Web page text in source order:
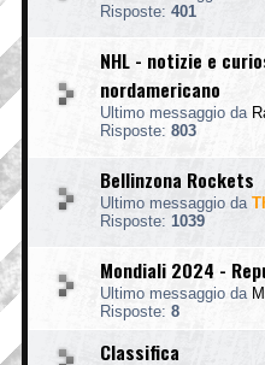
Risposte: 401
NHL - notizie e
nordamericano
Ultimo messaggio da
Risposte: 803
Bellinzona Rockets
Ultimo messaggio da
Risposte: 1039
Mondiali 2024 -
Ultimo messaggio da
Risposte: 8
Classifica